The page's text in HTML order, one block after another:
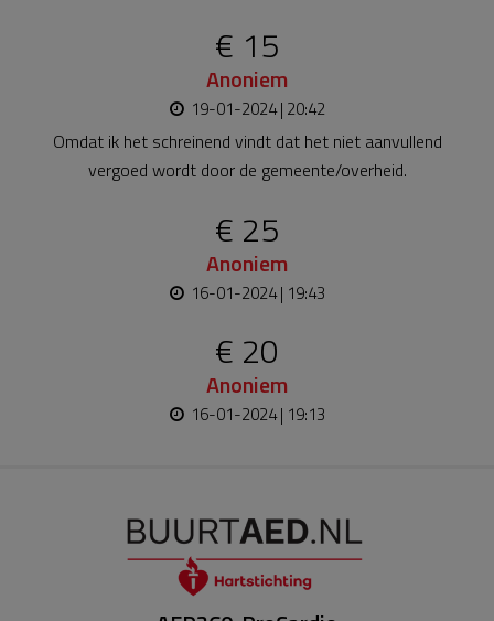
€ 15
Anoniem
19-01-2024 | 20:42
Omdat ik het schreinend vindt dat het niet aanvullend
vergoed wordt door de gemeente/overheid.
€ 25
Anoniem
16-01-2024 | 19:43
€ 20
Anoniem
16-01-2024 | 19:13